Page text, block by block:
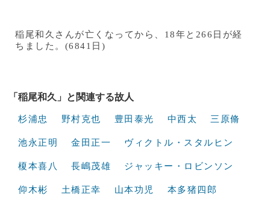
稲尾和久さんが亡くなってから、18年と266日が経
ちました。(6841日)
「稲尾和久」と関連する故人
杉浦忠 野村克也 豊田泰光 中西太 三原脩
池永正明 金田正一 ヴィクトル・スタルヒン
榎本喜八 長嶋茂雄 ジャッキー・ロビンソン
仰木彬 土橋正幸 山本功児 本多猪四郎